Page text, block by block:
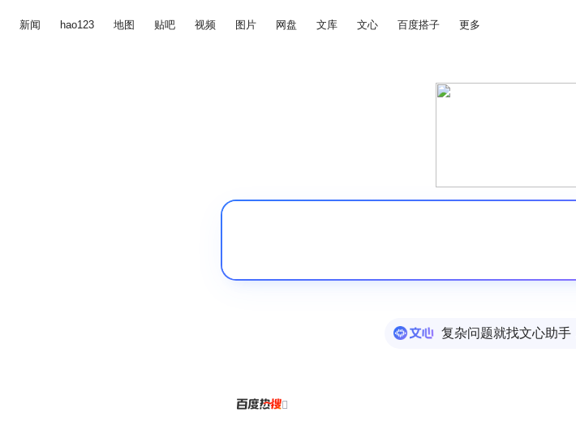
新闻 hao123 地图 贴吧 视频 图片 网盘 文库 文心 百度搭子 更多
复杂问题就找文心助手
